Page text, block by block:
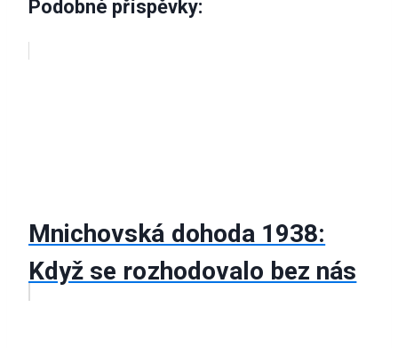
Podobné příspěvky:
Mnichovská dohoda 1938:
Když se rozhodovalo bez nás